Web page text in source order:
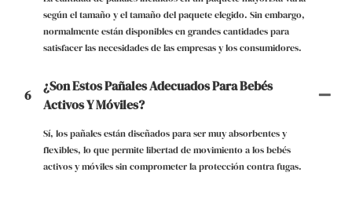
según el tamaño y el tamaño del paquete elegido. Sin embargo,
normalmente están disponibles en grandes cantidades para
satisfacer las necesidades de las empresas y los consumidores.
6
¿Son Estos Pañales Adecuados Para Bebés
Activos Y Móviles?
Sí, los pañales están diseñados para ser muy absorbentes y
flexibles, lo que permite libertad de movimiento a los bebés
activos y móviles sin comprometer la protección contra fugas.